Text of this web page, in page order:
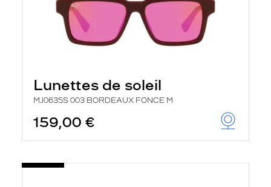
Lunettes de soleil
MJ0635S 003 BORDEAUX FONCE M
159,00 €